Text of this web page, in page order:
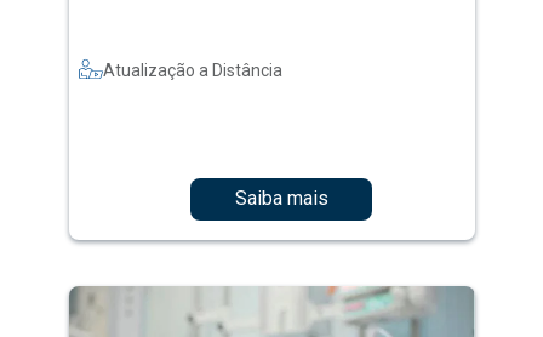
Atualização a Distância
Saiba mais